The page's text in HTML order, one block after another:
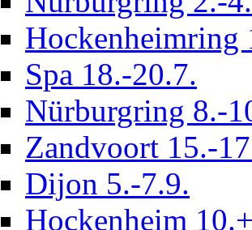
Hockenheimring
Spa 18.-20.7.
Nürburgring 8.-
Zandvoort 15.-
Dijon 5.-7.9.
Hockenheim